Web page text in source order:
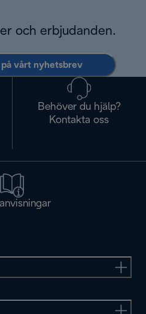
och erbjudanden.
på vårt nyhetsbrev
Behöver du hjälp?
Kontakta oss